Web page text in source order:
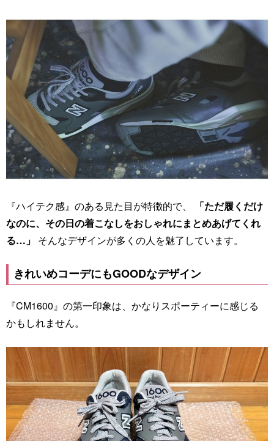
『ハイテク感』のある見た目が特徴的で、
「ただ履くだけ
なのに、その日の着こなしをおしゃれにまとめあげてくれ
る…」 そんなデザインが多くの人を魅了しています。
きれいめコーデにもGOODなデザイン
『CM1600』の第一印象は、かなりスポーティーに感じる
かもしれません。